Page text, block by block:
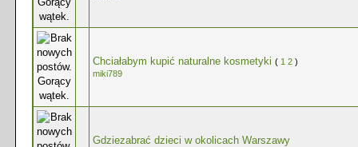
Chciałabym kupić naturalne kosmetyki ( 1 2 )
miki789
Gdziezabrać dzieci w okolicach Warszawy